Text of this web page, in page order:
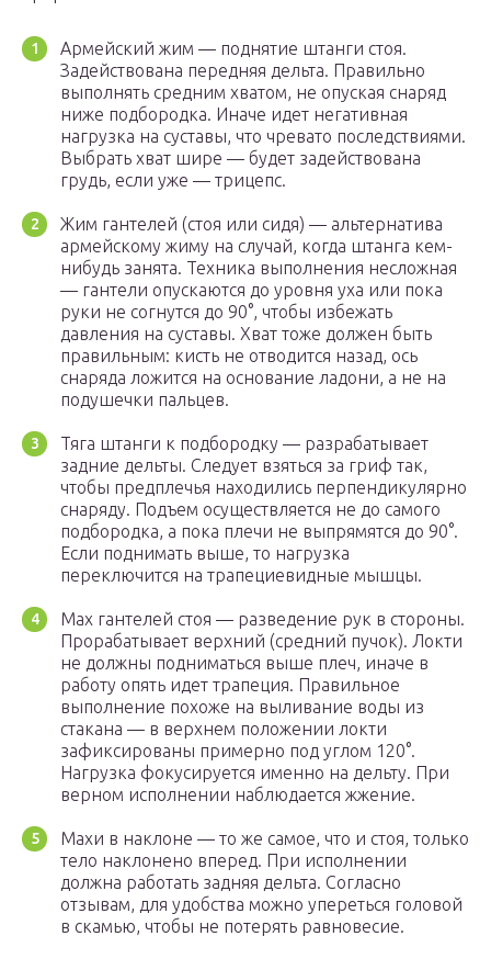
Армейский жим — поднятие штанги стоя.
Задействована передняя дельта. Правильно
выполнять средним хватом, не опуская снаряд
ниже подбородка. Иначе идет негативная
нагрузка на суставы, что чревато последствиями.
Выбрать хват шире — будет задействована
грудь, если уже — трицепс.
Жим гантелей (стоя или сидя) — альтернатива
армейскому жиму на случай, когда штанга кем-
нибудь занята. Техника выполнения несложная
— гантели опускаются до уровня уха или пока
руки не согнутся до 90°, чтобы избежать
давления на суставы. Хват тоже должен быть
правильным: кисть не отводится назад, ось
снаряда ложится на основание ладони, а не на
подушечки пальцев.
Тяга штанги к подбородку — разрабатывает
задние дельты. Следует взяться за гриф так,
чтобы предплечья находились перпендикулярно
снаряду. Подъем осуществляется не до самого
подбородка, а пока плечи не выпрямятся до 90°.
Если поднимать выше, то нагрузка
переключится на трапециевидные мышцы.
Мах гантелей стоя — разведение рук в стороны.
Прорабатывает верхний (средний пучок). Локти
не должны подниматься выше плеч, иначе в
работу опять идет трапеция. Правильное
выполнение похоже на выливание воды из
стакана — в верхнем положении локти
зафиксированы примерно под углом 120°.
Нагрузка фокусируется именно на дельту. При
верном исполнении наблюдается жжение.
Махи в наклоне — то же самое, что и стоя, только
тело наклонено вперед. При исполнении
должна работать задняя дельта. Согласно
отзывам, для удобства можно упереться головой
в скамью, чтобы не потерять равновесие.